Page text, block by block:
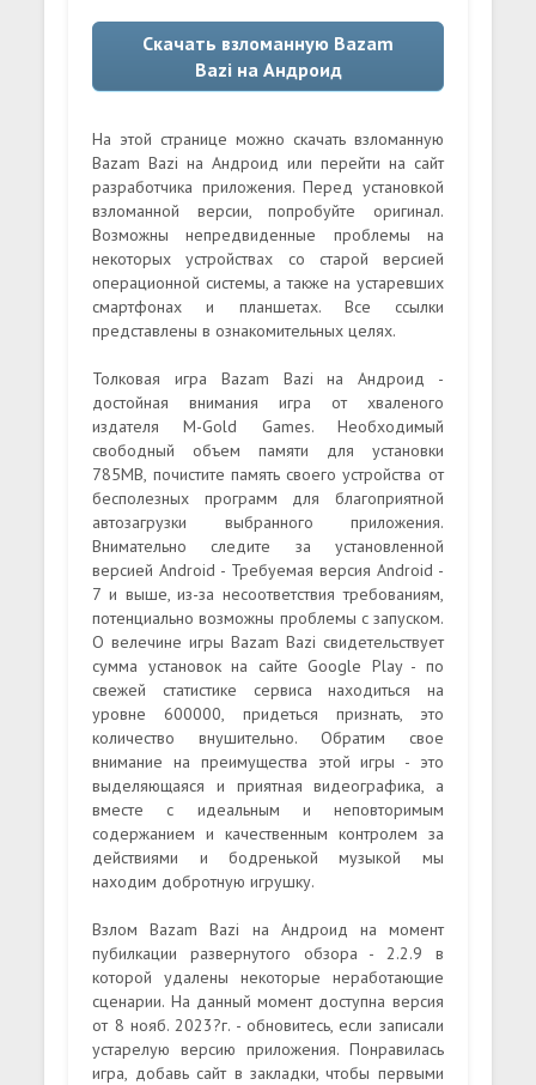
Скачать взломанную Bazam
Bazi на Андроид
На этой странице можно скачать взломанную
Bazam Bazi на Андроид или перейти на сайт
разработчика приложения. Перед установкой
взломанной версии, попробуйте оригинал.
Возможны непредвиденные проблемы на
некоторых устройствах со старой версией
операционной системы, а также на устаревших
смартфонах и планшетах. Все ссылки
представлены в ознакомительных целях.
Толковая игра Bazam Bazi на Андроид -
достойная внимания игра от хваленого
издателя M-Gold Games. Необходимый
свободный объем памяти для установки
785MB, почистите память своего устройства от
бесполезных программ для благоприятной
автозагрузки выбранного приложения.
Внимательно следите за установленной
версией Android - Требуемая версия Android -
7 и выше, из-за несоответствия требованиям,
потенциально возможны проблемы с запуском.
О велечине игры Bazam Bazi свидетельствует
сумма установок на сайте Google Play - по
свежей статистике сервиса находиться на
уровне 600000, придеться признать, это
количество внушительно. Обратим свое
внимание на преимущества этой игры - это
выделяющаяся и приятная видеографика, а
вместе с идеальным и неповторимым
содержанием и качественным контролем за
действиями и бодренькой музыкой мы
находим добротную игрушку.
Взлом Bazam Bazi на Андроид на момент
пубилкации развернутого обзора - 2.2.9 в
которой удалены некоторые неработающие
сценарии. На данный момент доступна версия
от 8 нояб. 2023?г. - обновитесь, если записали
устарелую версию приложения. Понравилась
игра, добавь сайт в закладки, чтобы первыми